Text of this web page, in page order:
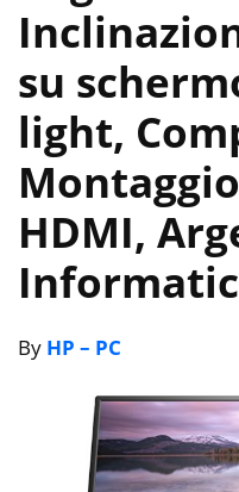
su
light,
HDMI,
By HP – PC